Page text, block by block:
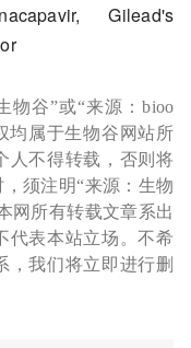
Gilead's
物谷”或“来源：bioo
均属于生物谷网站所
人不得转载，否则将
须注明“来源：生物
网所有转载文章系出
代表本站立场。不希
，我们将立即进行删